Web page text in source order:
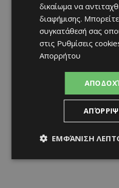
δικαίωμα να
διαφήμισης.
συγκατάθεσή σας
στις Ρυθμίσεις
Απορρήτου
ΕΜΦΆΝΙΣΗ